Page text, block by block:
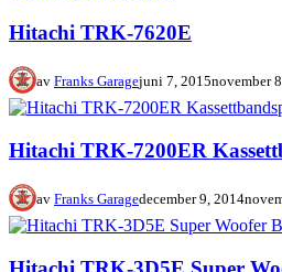
Hitachi TRK-7620E
av Franks Garagejuni 7, 2015november
Hitachi TRK-7200ER
av Franks Garagedecember 9, 2014